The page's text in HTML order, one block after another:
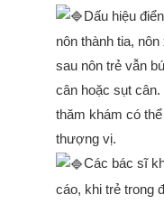
Dấu hiệu
nôn thành tia,
sau nôn trẻ vẫn
cân hoặc sụt
thăm khám có
thượng vị.
Các bác sĩ
cáo, khi trẻ trong